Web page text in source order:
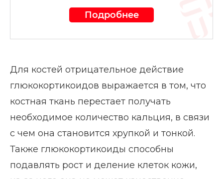
Подробнее
Для костей отрицательное действие
глюкокортикоидов выражается в том, что
костная ткань перестает получать
необходимое количество кальция, в связи
с чем она становится хрупкой и тонкой.
Также глюкокортикоиды способны
подавлять рост и деление клеток кожи,